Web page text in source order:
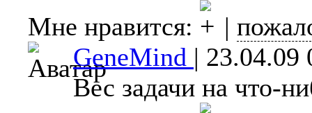
Мне нравится:
|
GeneMind | 23.04.09
Вес задачи на что-